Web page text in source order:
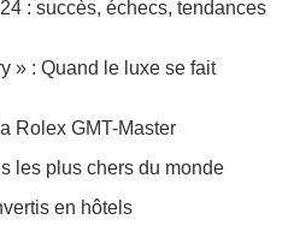
: succès, échecs, tendances
» : Quand le luxe se fait
Rolex GMT-Master
les plus chers du monde
en hôtels